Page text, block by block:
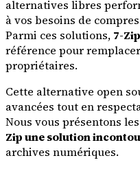
alternatives libres
à vos besoins de
Parmi ces solutions, 7-
référence pour
propriétaires.
Cette alternative open
avancées tout en
Nous vous présentons
Zip une solution
archives numériques.